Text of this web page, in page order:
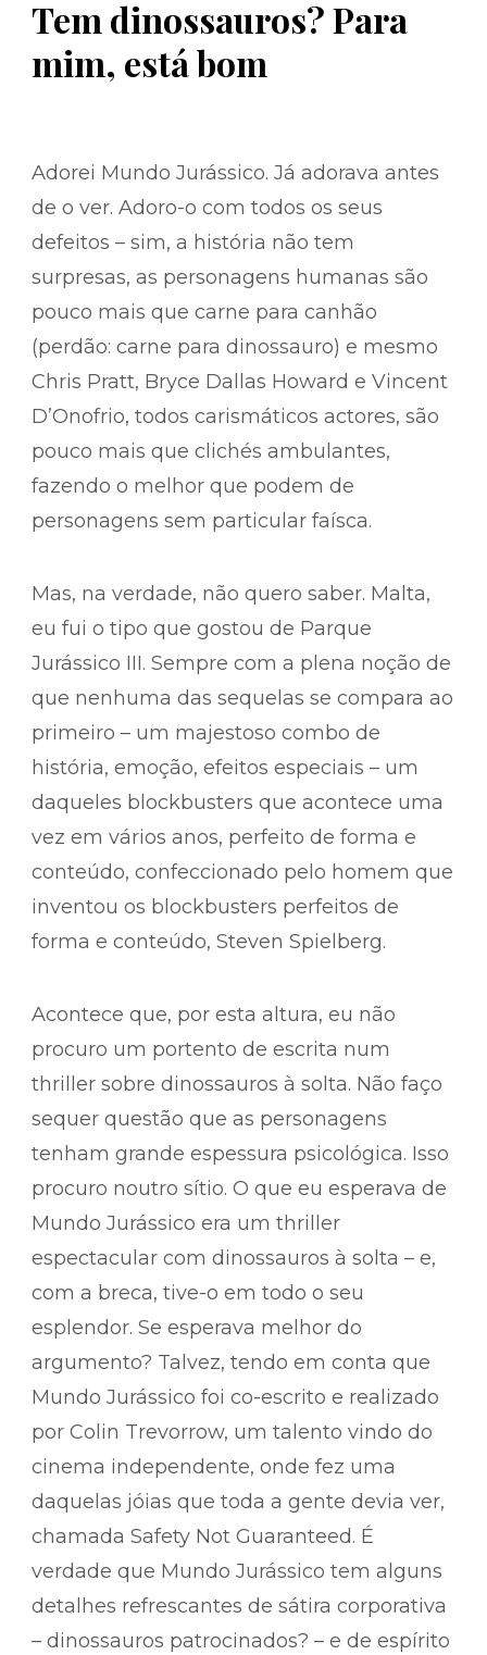
Tem dinossauros? Para
mim, está bom
Adorei Mundo Jurássico. Já adorava antes
de o ver. Adoro-o com todos os seus
defeitos – sim, a história não tem
surpresas, as personagens humanas são
pouco mais que carne para canhão
(perdão: carne para dinossauro) e mesmo
Chris Pratt, Bryce Dallas Howard e Vincent
D’Onofrio, todos carismáticos actores, são
pouco mais que clichés ambulantes,
fazendo o melhor que podem de
personagens sem particular faísca.
Mas, na verdade, não quero saber. Malta,
eu fui o tipo que gostou de Parque
Jurássico III. Sempre com a plena noção de
que nenhuma das sequelas se compara ao
primeiro – um majestoso combo de
história, emoção, efeitos especiais – um
daqueles blockbusters que acontece uma
vez em vários anos, perfeito de forma e
conteúdo, confeccionado pelo homem que
inventou os blockbusters perfeitos de
forma e conteúdo, Steven Spielberg.
Acontece que, por esta altura, eu não
procuro um portento de escrita num
thriller sobre dinossauros à solta. Não faço
sequer questão que as personagens
tenham grande espessura psicológica. Isso
procuro noutro sítio. O que eu esperava de
Mundo Jurássico era um thriller
espectacular com dinossauros à solta – e,
com a breca, tive-o em todo o seu
esplendor. Se esperava melhor do
argumento? Talvez, tendo em conta que
Mundo Jurássico foi co-escrito e realizado
por Colin Trevorrow, um talento vindo do
cinema independente, onde fez uma
daquelas jóias que toda a gente devia ver,
chamada Safety Not Guaranteed. É
verdade que Mundo Jurássico tem alguns
detalhes refrescantes de sátira corporativa
– dinossauros patrocinados? – e de espírito